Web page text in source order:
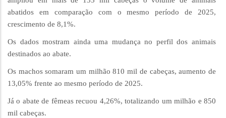
abatidos em comparação com o mesmo período de 2025,
crescimento de 8,1%.
Os dados mostram ainda uma mudança no perfil dos animais
destinados ao abate.
Os machos somaram um milhão 810 mil de cabeças, aumento de
13,05% frente ao mesmo período de 2025.
Já o abate de fêmeas recuou 4,26%, totalizando um milhão e 850
mil cabeças.